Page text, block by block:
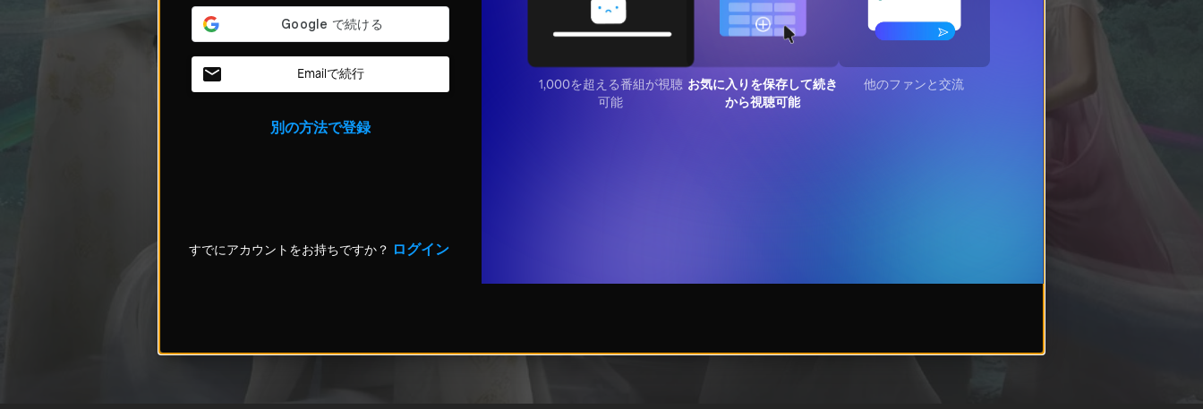
Emailで続行
別の方法で登録
すでにアカウントをお持ちですか？ ログイン
1,000を超える番組が視聴
可能
お気に入りを保存して続き
から視聴可能
他のファンと交流